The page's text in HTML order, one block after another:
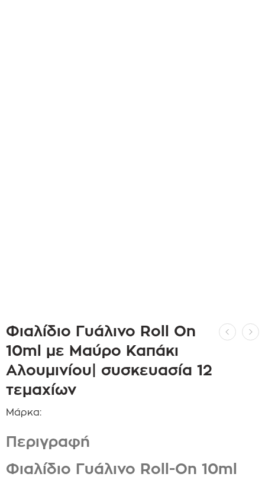
Φιαλίδιο Γυάλινο Roll On
10ml με Μαύρο Καπάκι
Αλουμινίου| συσκευασία 12
τεμαχίων
Μάρκα:
Περιγραφή
Φιαλίδιο Γυάλινο Roll-On 10ml